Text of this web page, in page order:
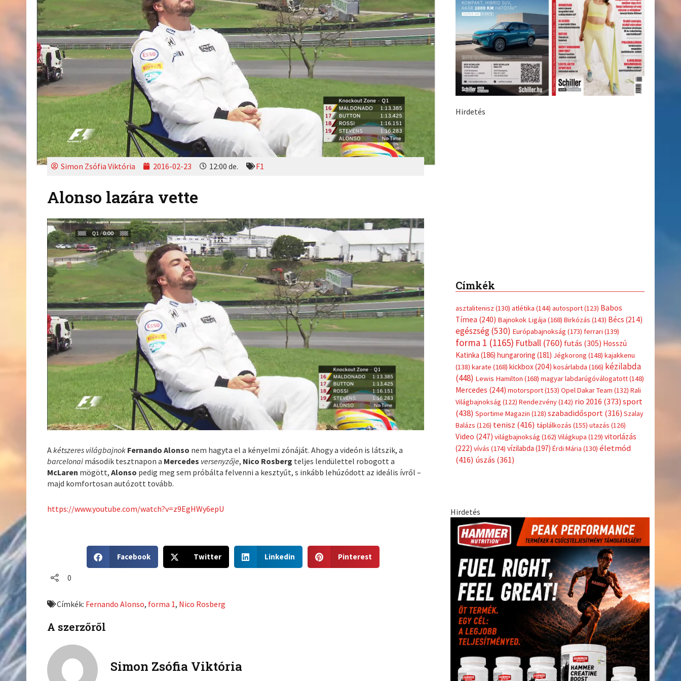
Simon Zsófia Viktória 2016-02-23 12:00 de. F1
Alonso lazára vette
Akétszeres világbajnok Fernando Alonso nem hagyta el a kényelmi zónáját. Ahogy a videón is látszik, a
barcelonai második tesztnapon a Mercedes versenyzője, Nico Rosberg teljes lendülettel robogott a
McLaren mögött,Alonso pedig meg sem próbálta felvenni a kesztyűt, s inkább lehúzódott az ideális ívről –
majd komfortosan autózott tovább.
https://www.youtube.com/watch?v=z9EgHWy6epU
h
o
f
b
Facebook
h
o
t
Twitter
h
Linkedin
h
Pinterest
0
Címkék: Fernando Alonso, forma 1, Nico Rosberg
A szerzőről
Simon Zsófia Viktória
Hirdetés
Címkék
asztalitenisz(130) atlétika(144)autosport(123)Babos
Tímea(240)Bajnokok Ligája(168)Birkózás(143)Bécs(214)
(173)ferrari(139)
forma 1(1165) Futball(760)futás(305)Hosszú
Katinka(186) hungaroring(181)Jégkorong(148)kajakkenu
(138)karate(168)kickbox(204)kosárlabda(166)kézilabda
(448) Lewis Hamilton(168)magyar labdarúgóválogatott(148)
Mercedes(244) motorsport(153)Opel Dakar Team(132)Rali
Világbajnokság
Rendezvény(142)rio 2016(373)sport
(438)Sportime Magazin(128) szabadidősport(316)Szalay
Balázs(126)tenisz(416) táplálkozás utazás(126)
Video(247) világbajnokság(162) Világkupa(129)vitorlázás
(222)
vívás (174) vízilabda(197)Érdi Mária(130)
életmód